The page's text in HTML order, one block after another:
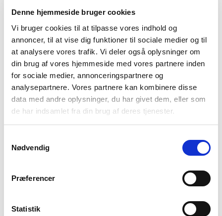
Denne hjemmeside bruger cookies
Vi bruger cookies til at tilpasse vores indhold og
annoncer, til at vise dig funktioner til sociale medier og til
at analysere vores trafik. Vi deler også oplysninger om
din brug af vores hjemmeside med vores partnere inden
for sociale medier, annonceringspartnere og
analysepartnere. Vores partnere kan kombinere disse
data med andre oplysninger, du har givet dem, eller som
de har indsamlet fra din brug af deres tjenester.
Nødvendig
Præferencer
Statistik
Når et barn bliver udadreagerende, skyldes det ikke,
at forældrene ikke stiller krav til deres barn eller ikke
opdrager det godt nok. Men barnet er presset og
overvældet, og derfor kan det have svært ved både at
rumme sine egne følelser og forstå andres
perspektiv. Samtidig har det ikke adgang til at tænke
roligt og overskue konsekvenserne i en allerede
ophedet situation.
Hvis barnet derudover bliver presset til at forstå den
andens perspektiv, før han eller hun er faldet til
til at føle sig endnu mere misforstået og